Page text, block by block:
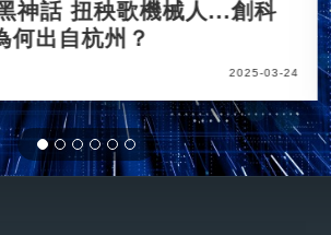
神話 扭秧歌機械人...創科
何出自杭州？
2025-03-24